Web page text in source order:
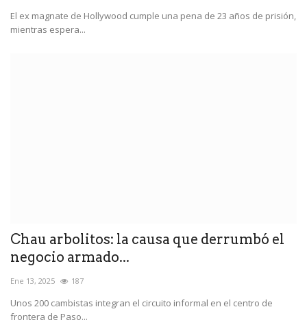
El ex magnate de Hollywood cumple una pena de 23 años de prisión,
mientras espera...
Chau arbolitos: la causa que derrumbó el
negocio armado...
Ene 13, 2025 187
Unos 200 cambistas integran el circuito informal en el centro de
frontera de Paso...